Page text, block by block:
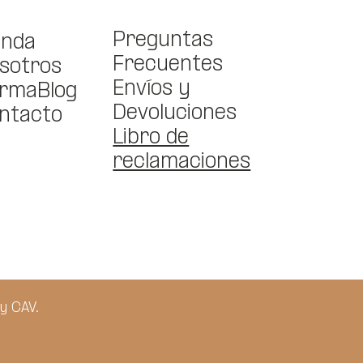
Preguntas
Frecuentes
Envíos y
Devoluciones
Libro de
reclamaciones
CAV.